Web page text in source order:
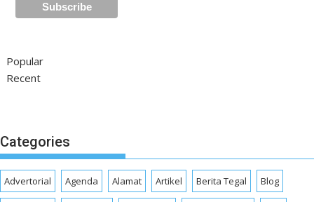
Popular
Recent
Categories
Advertorial Agenda Alamat Artikel Berita Tegal Blog